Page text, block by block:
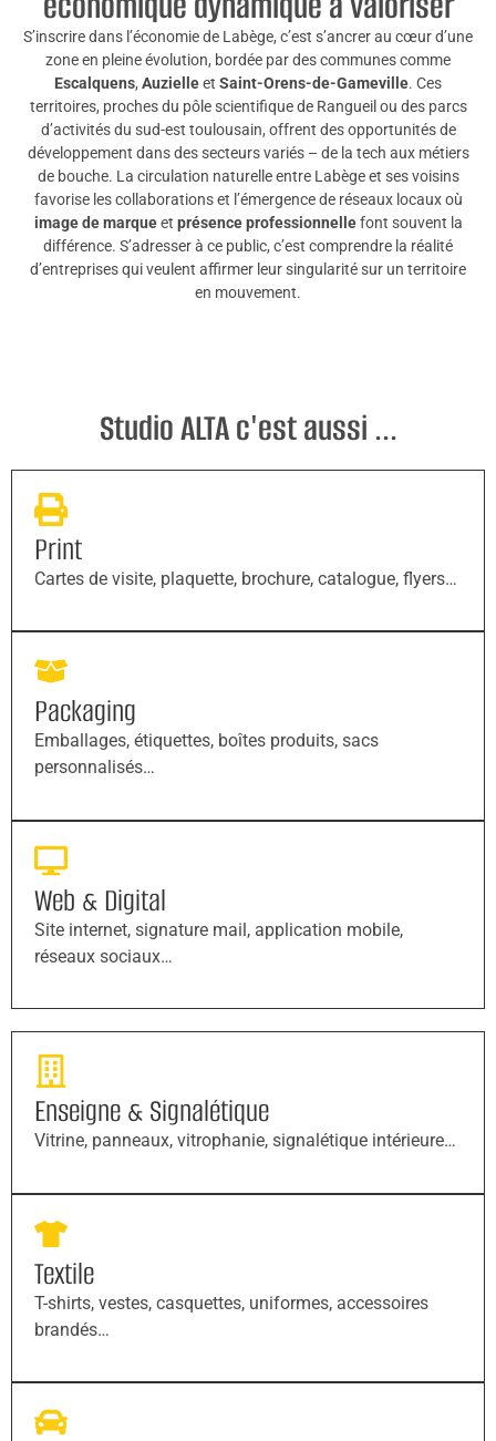
S’inscrire dans l’économie de Labège, c’est s’ancrer au cœur d’une
zone en pleine évolution, bordée par des communes comme
Escalquens, Auzielleet Saint-Orens-de-Gameville. Ces
territoires, proches du pôle scientifique de Rangueil ou des parcs
d’activités du sud-est toulousain, offrent des opportunités de
développement dans des secteurs variés – de la tech aux métiers
de bouche. La circulation naturelle entre Labège et ses voisins
favorise les collaborations et l’émergence de réseaux locaux où
image de marqueet présence professionnellefont souvent la
différence. S’adresser à ce public, c’est comprendre la réalité
d’entreprises qui veulent affirmer leur singularité sur un territoire
en mouvement.
Studio ALTA c'est aussi ...
Print
Cartes de visite, plaquette, brochure, catalogue, flyers…
Packaging
Emballages, étiquettes, boîtes produits, sacs
personnalisés…
Web & Digital
Site internet, signature mail, application mobile,
réseaux sociaux…
Enseigne & Signalétique
Vitrine, panneaux, vitrophanie, signalétique intérieure…
Textile
T-shirts, vestes, casquettes, uniformes, accessoires
brandés…